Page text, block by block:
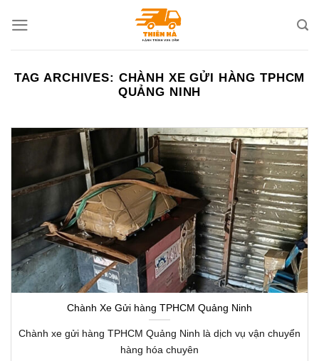
TAG ARCHIVES: CHÀNH XE GỬI HÀNG TPHCM
QUẢNG NINH
Chành Xe Gửi hàng TPHCM Quảng Ninh
Chành xe gửi hàng TPHCM Quảng Ninh là dịch vụ vận chuyển
hàng hóa chuyên